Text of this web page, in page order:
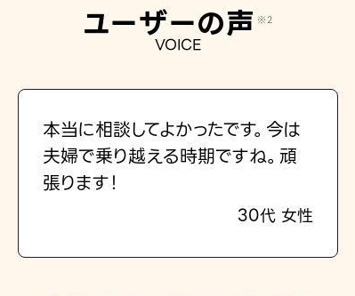
ユーザーの声 ※2
VOICE
本当に相談してよかったです。今は
夫婦で乗り越える時期ですね。頑
張ります！
30代 女性